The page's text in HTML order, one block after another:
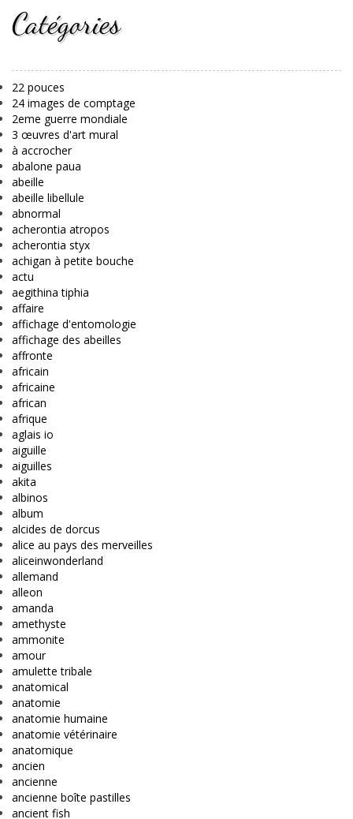
Catégories
22 pouces
24 images de comptage
2eme guerre mondiale
3 œuvres d'art mural
à accrocher
abalone paua
abeille
abeille libellule
abnormal
acherontia atropos
acherontia styx
achigan à petite bouche
actu
aegithina tiphia
affaire
affichage d'entomologie
affichage des abeilles
affronte
africain
africaine
african
afrique
aglais io
aiguille
aiguilles
akita
albinos
album
alcides de dorcus
alice au pays des merveilles
aliceinwonderland
allemand
alleon
amanda
amethyste
ammonite
amour
amulette tribale
anatomical
anatomie
anatomie humaine
anatomie vétérinaire
anatomique
ancien
ancienne
ancienne boîte pastilles
ancient fish